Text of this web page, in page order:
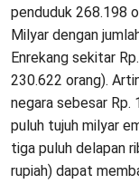
penduduk 268.198
Milyar dengan
Enrekang sekitar
230.622 orang).
negara sebesar Rp.
puluh tujuh milyar
tiga puluh delapan
rupiah) dapat